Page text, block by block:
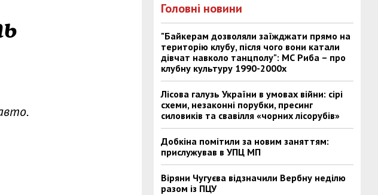
Головні новини
"Байкерам дозволяли заїжджати прямо на
територію клубу, після чого вони катали
дівчат навколо танцполу": МС Риба – про
клубну культуру 1990-2000х
Лісова галузь України в умовах війни: сірі
схеми, незаконні порубки, пресинг
силовиків та свавілля «чорних лісорубів»
Добкіна помітили за новим заняттям:
прислужував в УПЦ МП
Віряни Чугуєва відзначили Вербну неділю
разом із ПЦУ